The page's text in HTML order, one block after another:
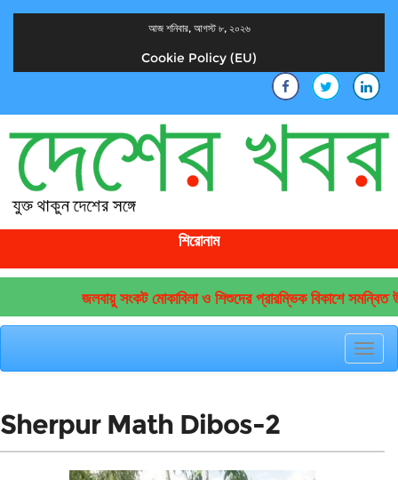
আজ শনিবার, আগস্ট ৮, ২০২৬
Cookie Policy (EU)
শিরোনাম
জলবায়ু সংকট মোকাবিলা ও শিশুদের প্রারম্ভিক বিকাশে সমন্বিত
Sherpur Math Dibos-2